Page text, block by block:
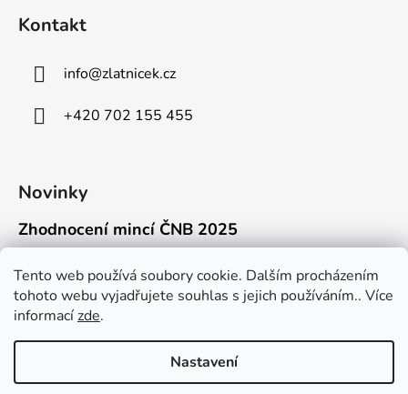
Tento web používá soubory cookie. Dalším procházením
tohoto webu vyjadřujete souhlas s jejich používáním.. Více
informacízde.
Nastavení
Kontakt
info@zlatnicek.cz
+420 702 155 455
Novinky
Zhodnocení mincí ČNB 2025
Připravili jsme pro vás jednoduchý a př...
Mýty o přepravě zlatých mincí mimo EU
Kdo někdy držel v ruce zlatou minci Wie...